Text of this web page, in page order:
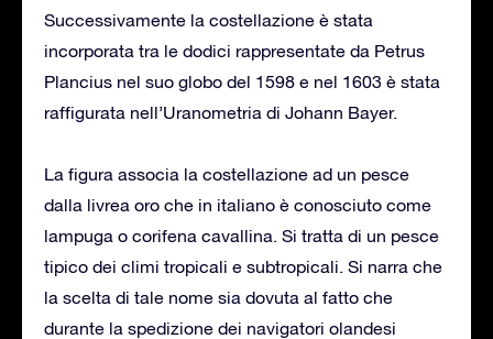
Successivamente la costellazione è stata
incorporata tra le dodici rappresentate da Petrus
Plancius nel suo globo del 1598 e nel 1603 è stata
raffigurata nell’Uranometria di Johann Bayer.
La figura associa la costellazione ad un pesce
dalla livrea oro che in italiano è conosciuto come
lampuga o corifena cavallina. Si tratta di un pesce
tipico dei climi tropicali e subtropicali. Si narra che
la scelta di tale nome sia dovuta al fatto che
durante la spedizione dei navigatori olandesi